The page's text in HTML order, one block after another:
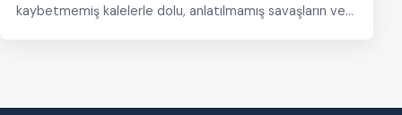
kaybetmemiş kalelerle dolu, anlatılmamış savaşların ve